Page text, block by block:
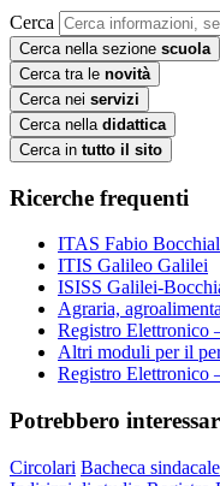
Cerca
Cerca nella sezione scuola
Cerca tra le novità
Cerca nei servizi
Cerca nella didattica
Cerca in tutto il sito
Ricerche frequenti
ITAS Fabio
ITIS Galileo Galilei
ISISS Galilei-
Agraria,
Registro Elettronico
Altri moduli per il
Registro Elettronico
Potrebbero
Circolari Bacheca sindacale